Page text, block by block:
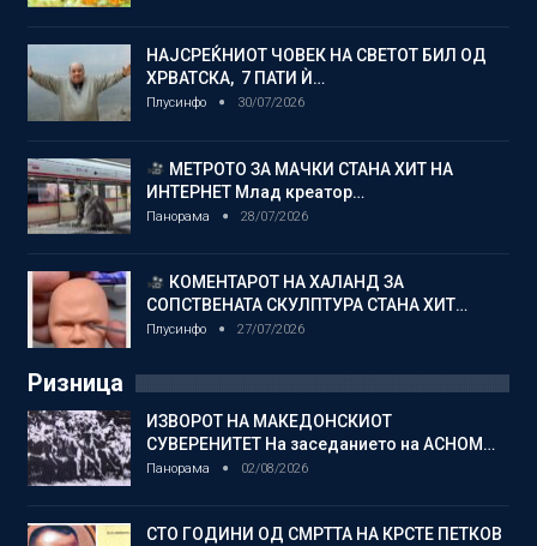
НАЈСРЕЌНИОТ ЧОВЕК НА СВЕТОТ БИЛ ОД
ХРВАТСКА, 7 ПАТИ Ѝ…
Плусинфо 30/07/2026
МЕТРОТО ЗА МАЧКИ СТАНА ХИТ НА
ИНТЕРНЕТ Млад креатор…
Панорама 28/07/2026
КОМЕНТАРОТ НА ХАЛАНД ЗА
СОПСТВЕНАТА СКУЛПТУРА СТАНА ХИТ…
Плусинфо 27/07/2026
Ризница
ИЗВОРОТ НА МАКЕДОНСКИОТ
СУВЕРЕНИТЕТ На заседанието на АСНОМ…
Панорама 02/08/2026
СТО ГОДИНИ ОД СМРТТА НА КРСТЕ ПЕТКОВ